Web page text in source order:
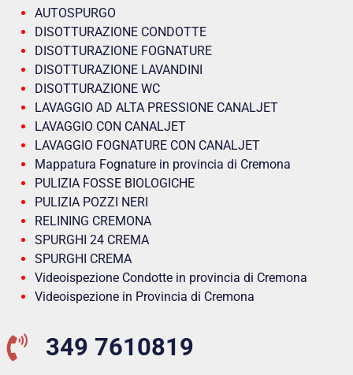
AUTOSPURGO
DISOTTURAZIONE CONDOTTE
DISOTTURAZIONE FOGNATURE
DISOTTURAZIONE LAVANDINI
DISOTTURAZIONE WC
LAVAGGIO AD ALTA PRESSIONE CANALJET
LAVAGGIO CON CANALJET
LAVAGGIO FOGNATURE CON CANALJET
Mappatura Fognature in provincia di Cremona
PULIZIA FOSSE BIOLOGICHE
PULIZIA POZZI NERI
RELINING CREMONA
SPURGHI 24 CREMA
SPURGHI CREMA
Videoispezione Condotte in provincia di Cremona
Videoispezione in Provincia di Cremona
349 7610819